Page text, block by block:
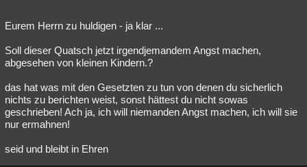
Eurem Herrn zu huldigen - ja klar ...
Soll dieser Quatsch jetzt irgendjemandem Angst machen,
abgesehen von kleinen Kindern.?
das hat was mit den Gesetzten zu tun von denen du sicherlich
nichts zu berichten weist, sonst hättest du nicht sowas
geschrieben! Ach ja, ich will niemanden Angst machen, ich will sie
nur ermahnen!
seid und bleibt in Ehren